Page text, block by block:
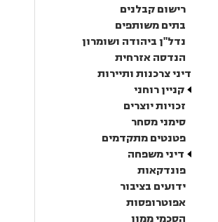
רישום קבלנים
בתים משותפים
נדל"ן ביהודה ושומרון
הנדסה אזרחית
דיני צרכנות ותיירות
קניין רוחני
זכויות יוצרים
סימני מסחר
פטנטים מתקדמים
דיני משפחה
פונדקאות
ידועים בציבור
אפוטרופסות
הסכמי ממון